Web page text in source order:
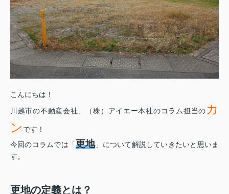
こんにちは！
川越市の不動産会社、（株）アイエー本社のコラム担当の カ
ン です！
今回のコラムでは「更地」について解説していきたいと思いま
す。
更地の定義とは？